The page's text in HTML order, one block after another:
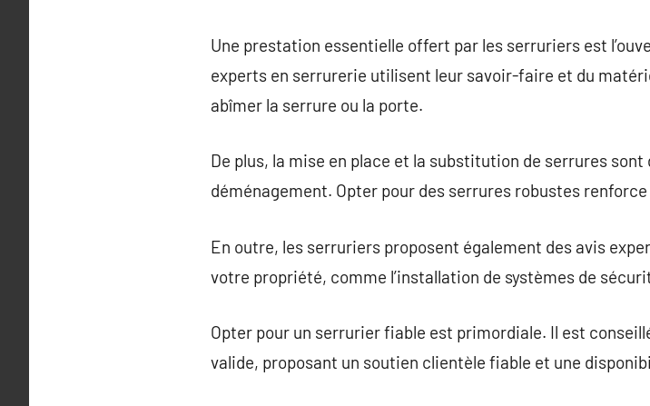
Une prestation essentielle offert par les serruriers est
experts en serrurerie utilisent leur savoir-faire et du
abîmer la serrure ou la porte.
De plus, la mise en place et la substitution de serrures
déménagement. Opter pour des serrures robustes
En outre, les serruriers proposent également des avis
votre propriété, comme l’installation de systèmes de
Opter pour un serrurier fiable est primordiale. Il est
valide, proposant un soutien clientèle fiable et une